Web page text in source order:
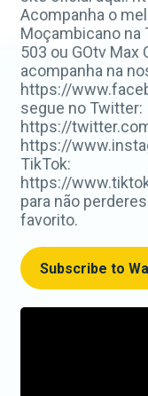
Acompanha o
Moçambicano na
503 ou GOtv Max
acompanha na
https://
segue no Twitter:
https://
https://
TikTok:
https://
para não
favorito.
Subscribe to